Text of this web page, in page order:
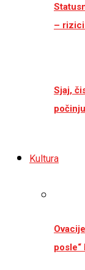
–
Sjaj,
Kultura
posle“